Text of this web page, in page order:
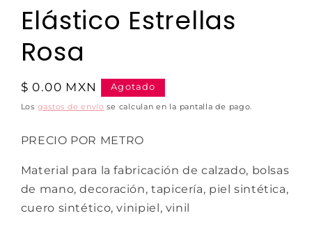
Elástico Estrellas
Rosa
$ 0.00 MXN Agotado
Los gastos de envío se calculan en la pantalla de pago.
PRECIO POR METRO
Material para la fabricación de calzado, bolsas
de mano, decoración, tapicería, piel sintética,
cuero sintético, vinipiel, vinil